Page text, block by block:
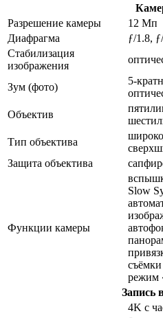
Разрешение камеры
12 Мп
Диафрагма
ƒ/1.8,
Стабилизация
изображения
Зум (фото)
5-
Объектив
Тип объектива
Защита объектива
Функции камеры
Slow
съёмки
режим
Запись
4K с